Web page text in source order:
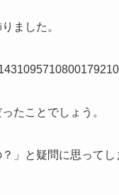
ました。
たことでしょう。
」と疑問に思ってし